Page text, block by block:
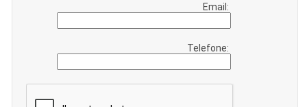
Email:
Telefone: